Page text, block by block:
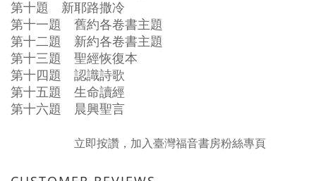
第十題 新耶路撒冷
第十一題 舊約各卷書主題
第十二題 新約各卷書主題
第十三題 聖經恢復本
第十四題 認識詩歌
第十五題 生命讀經
第十六題 晨興聖言
立即按讚，加入臺灣福音書房粉絲專頁